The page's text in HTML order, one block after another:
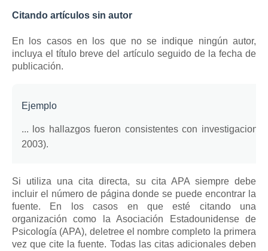
Citando artículos sin autor
En los casos en los que no se indique ningún autor,
incluya el título breve del artículo seguido de la fecha de
publicación.
Ejemplo
... los hallazgos fueron consistentes con
2003).
Si utiliza una cita directa, su cita APA siempre debe
incluir el número de página donde se puede encontrar la
fuente. En los casos en que esté citando una
organización como la Asociación Estadounidense de
Psicología (APA), deletree el nombre completo la primera
vez que cite la fuente. Todas las citas adicionales deben